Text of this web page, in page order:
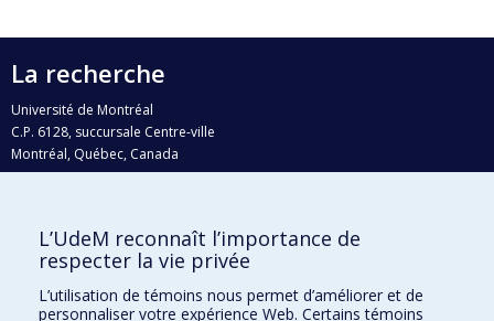
La recherche
Université de Montréal
C.P. 6128, succursale Centre-ville
Montréal, Québec, Canada
H3C 3J7
Qui fait quoi?
Nous trouver
L’UdeM reconnaît l’importance de
respecter la vie privée
L’utilisation de témoins nous permet d’améliorer et de
personnaliser votre expérience Web. Certains témoins